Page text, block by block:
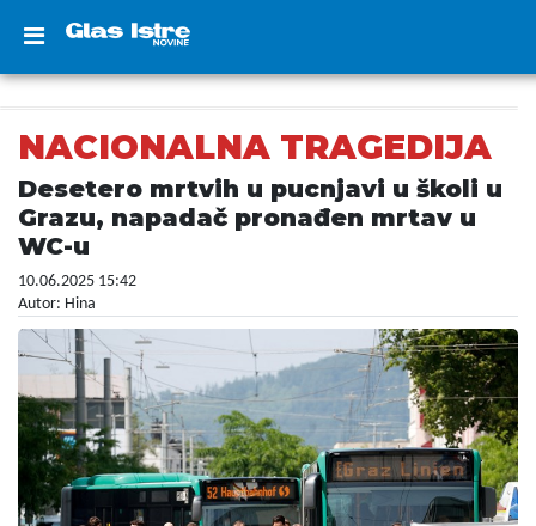
NACIONALNA TRAGEDIJA
Desetero mrtvih u pucnjavi u školi u
Grazu, napadač pronađen mrtav u
WC-u
10.06.2025 15:42
Autor: Hina